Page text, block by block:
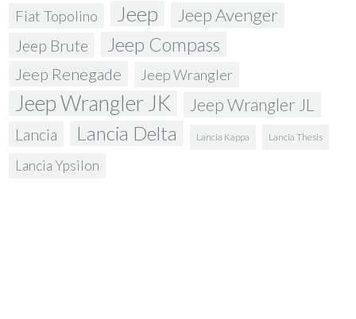
Fiat Topolino Jeep Jeep Avenger
Jeep Brute Jeep Compass
Jeep Renegade Jeep Wrangler
Jeep Wrangler JK Jeep Wrangler JL
Lancia Lancia Delta Lancia Kappa Lancia Thesis
Lancia Ypsilon